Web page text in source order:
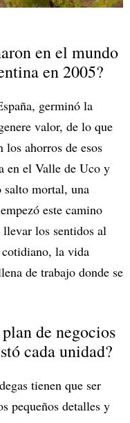
en el mundo
en 2005?
germinó la
valor, de lo que
ahorros de esos
en el Valle de Uco y
salto mortal, una
este camino
los sentidos al
la vida
de trabajo donde se
de negocios
cada unidad?
tienen que ser
pequeños detalles y